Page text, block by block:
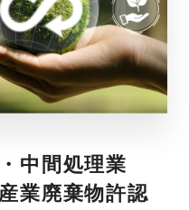
中間処理業
業廃棄物許認